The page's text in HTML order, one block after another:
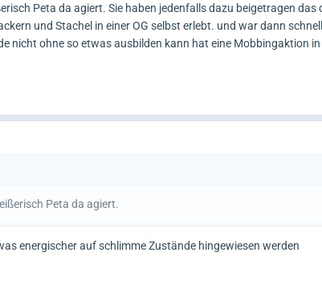
Peta da agiert. Sie haben jedenfalls dazu beigetragen das
und Stachel in einer OG selbst erlebt. und war dann
nicht ohne so etwas ausbilden kann hat eine Mobbingaktion
Peta da agiert.
energischer auf schlimme Zustände hingewiesen werden